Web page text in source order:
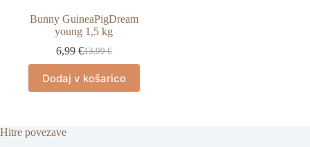
Bunny GuineaPigDream
young 1,5 kg
13,99€
Izvirna
je
bila:
6,99 €Trenutna
je:
6,99 €.
Dodaj v košarico
Hitre povezave